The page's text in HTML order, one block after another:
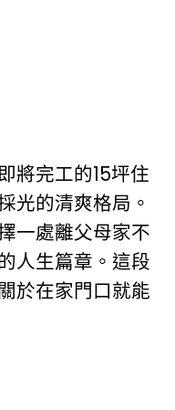
將完工的15坪住
光的清爽格局。
一處離父母家不
人生篇章。這段
於在家門口就能